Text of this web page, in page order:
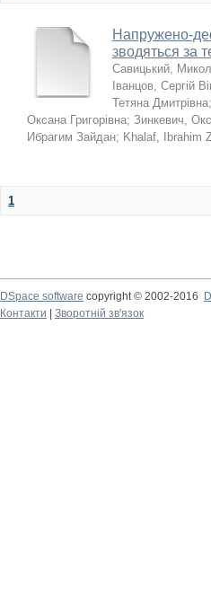
Напружено-
зводяться за
Савицький,
Іванцов, Сергій
Тетяна Дмитрівна;
Оксана Григорівна; Зинкевич,
Ибрагим Зайдан; Khalaf, Ibrahim
1
DSpace software copyright © 2002-2016
Контакти
Зворотній зв'язок